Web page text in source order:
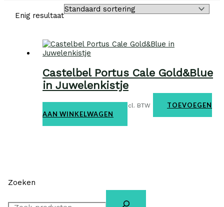
Zoeken
Enig resultaat
Castelbel Portus Cale Gold&Blue
in Juwelenkistje
Home & body€23,50 incl. BTW
TOEVOEGEN
AAN WINKELWAGEN